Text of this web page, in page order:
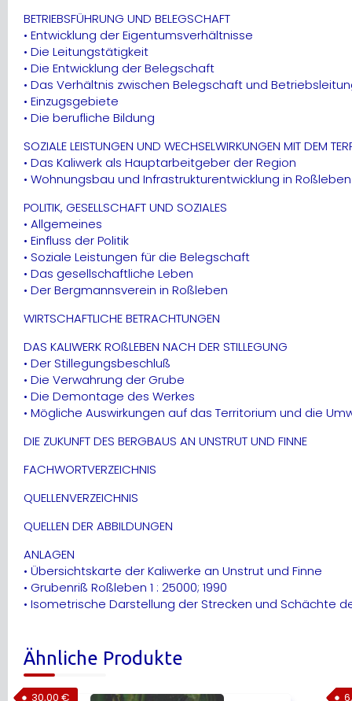
BETRIEBSFÜHRUNG UND BELEGSCHAFT
• Entwicklung der Eigentumsverhältnisse
• Die Leitungstätigkeit
• Die Entwicklung der Belegschaft
• Das Verhältnis zwischen Belegschaft und
• Einzugsgebiete
• Die berufliche Bildung
SOZIALE LEISTUNGEN UND WECHSELWIRKUNGEN MIT DEM
• Das Kaliwerk als Hauptarbeitgeber der Region
• Wohnungsbau und Infrastrukturentwicklung in Roßleben
POLITIK, GESELLSCHAFT UND SOZIALES
• Allgemeines
• Einfluss der Politik
• Soziale Leistungen für die Belegschaft
• Das gesellschaftliche Leben
• Der Bergmannsverein in Roßleben
WIRTSCHAFTLICHE BETRACHTUNGEN
DAS KALIWERK ROßLEBEN NACH DER STILLEGUNG
• Der Stillegungsbeschluß
• Die Verwahrung der Grube
• Die Demontage des Werkes
• Mögliche Auswirkungen auf das Territorium und die
DIE ZUKUNFT DES BERGBAUS AN UNSTRUT UND FINNE
FACHWORTVERZEICHNIS
QUELLENVERZEICHNIS
QUELLEN DER ABBILDUNGEN
ANLAGEN
• Übersichtskarte der Kaliwerke an Unstrut und Finne
• Grubenriß Roßleben 1 : 25000; 1990
• Isometrische Darstellung der Strecken und Schächte
Ähnliche Produkte
30,00 €